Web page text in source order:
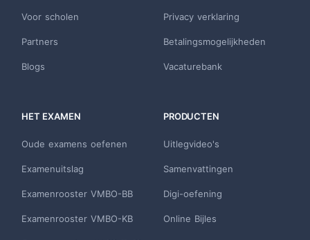
Voor scholen
Partners
Blogs
Privacy verklaring
Betalingsmogelijkheden
Vacaturebank
HET EXAMEN
Oude examens oefenen
Examenuitslag
Examenrooster VMBO-BB
Examenrooster VMBO-KB
PRODUCTEN
Uitlegvideo's
Samenvattingen
Digi-oefening
Online Bijles